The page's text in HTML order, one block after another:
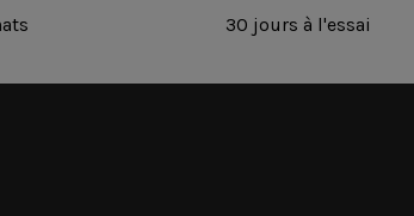
30 jours à l'essai